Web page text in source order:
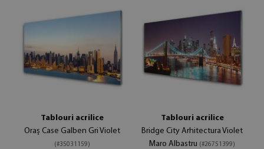
Tablouri acrilice
Oraș Case Galben Gri Violet
(#35031159)
Tablouri acrilice
Bridge City Arhitectura Violet
Maro Albastru (#26751399)